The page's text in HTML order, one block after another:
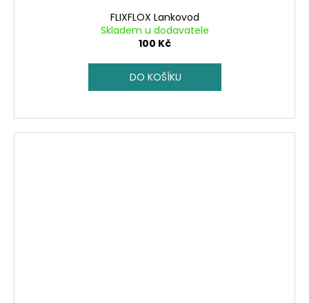
FLIXFLOX Lankovod
Skladem u dodavatele
100 Kč
DO KOŠÍKU